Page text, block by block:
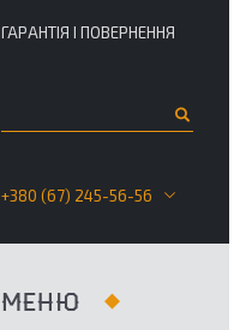
ГАРАНТІЯ І ПОВЕРНЕННЯ
+380 (67) 245-56-56